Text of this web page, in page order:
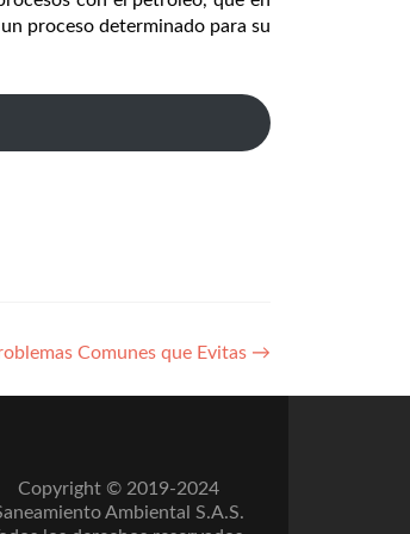
proceso determinado para su
Comunes que Evitas →
Copyright © 2019-2024
Ambiental S.A.S.